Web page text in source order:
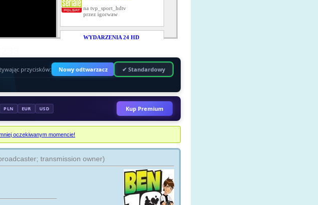
na tvp_sport_hdtv
przez igorwaw
WYDARZENIA 24 HD
FOX HD
na fox_hd
przez igorwaw
KINO POLSKA
DR HOUSE - 8 SEZONÓW
przycisków: Nowy odtwarzacz ✔ Standardowy
PLN EUR USD Kup Premium
oczekiwanym momencie!
transmission owner)